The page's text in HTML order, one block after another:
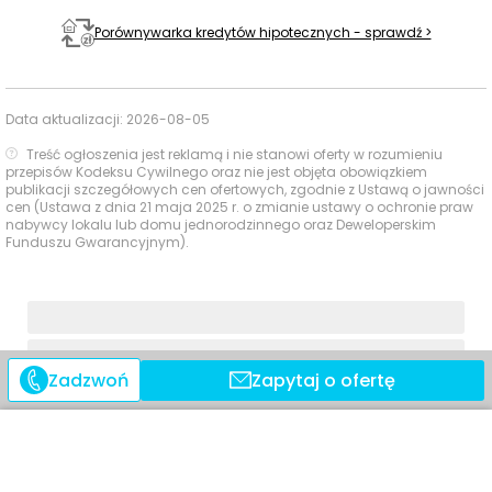
W najbliższym otoczeniu inwestycji dostępna jest
najpraktyczniejszych punktów znajduje się w zasięgu
krótkiego spaceru.
Typ usługi Nazwa Odległość
pieszo
Sklepy,
Apteki
Cosmedica
Apteka Centralna 920 m 14 min
Porównywarka kredytów hipotecznych - sprawdź >
Data aktualizacji: 2026-08-05
Treść ogłoszenia jest reklamą i nie stanowi oferty w rozumieniu
przepisów Kodeksu Cywilnego oraz nie jest objęta obowiązkiem
publikacji szczegółowych cen ofertowych, zgodnie z Ustawą o jawności
cen (Ustawa z dnia 21 maja 2025 r. o zmianie ustawy o ochronie praw
nabywcy lokalu lub domu jednorodzinnego oraz Deweloperskim
Funduszu Gwarancyjnym).
Zadzwoń Zapytaj o ofertę